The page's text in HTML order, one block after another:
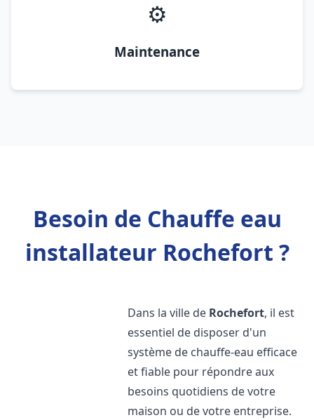
⚙️
Maintenance
Besoin de Chauffe eau
installateur Rochefort ?
Dans la ville de Rochefort, il est
essentiel de disposer d'un
système de chauffe-eau efficace
et fiable pour répondre aux
besoins quotidiens de votre
maison ou de votre entreprise.